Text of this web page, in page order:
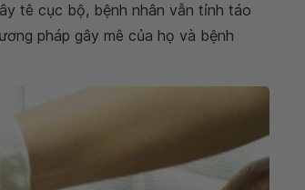
hiện với thuốc gây tê cục bộ, bệnh
sẽ giải thích phương pháp gây mê
sẽ xảy ra.